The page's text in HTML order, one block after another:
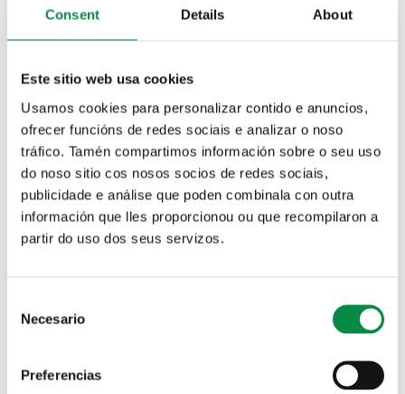
Consent Details About
Este sitio web usa cookies
Usamos cookies para personalizar contido e anuncios,
ofrecer funcións de redes sociais e analizar o noso
tráfico. Tamén compartimos información sobre o seu uso
do noso sitio cos nosos socios de redes sociais,
publicidade e análise que poden combinala con outra
información que lles proporcionou ou que recompilaron a
partir do uso dos seus servizos.
Selection
Necesario
Preferencias
A través del canal de WhatsApp
Ames Radio web (radio a la carta)
Emisión en directo
BOLETÍN MUNICIPAL GRATUÍTO 94 KM2:
Número 1 (noviembre de 2017)
Número 2 (mayo de 2018)
REDES SOCIALES:
sociales municipales